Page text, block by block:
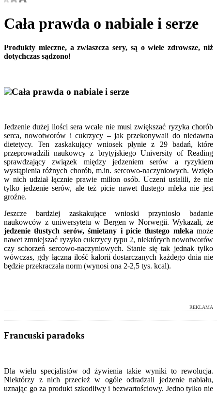
Cała prawda o nabiale i serze
Produkty mleczne, a zwłaszcza sery, są o wiele zdrowsze, niż
dotychczas sądzono!
Cała prawda o nabiale i serze
Jedzenie dużej ilości sera wcale nie musi zwiększać ryzyka chorób
serca, nowotworów i cukrzycy – jak przekonywali do niedawna
dietetycy. Ten zaskakujący wniosek płynie z 29 badań, które
przeprowadzili naukowcy z brytyjskiego University of Reading
sprawdzający związek między jedzeniem serów a ryzykiem
wystąpienia różnych chorób, m.in. sercowo-naczyniowych. Wzięło
w nich udział łącznie prawie milion osób. Uczeni ustalili, że nie
tylko jedzenie serów, ale też picie nawet tłustego mleka nie jest
groźne.
Jeszcze bardziej zaskakujące wnioski przyniosło badanie
naukowców z uniwersytetu w Bergen w Norwegii. Wykazali, że
jedzenie tłustych serów, śmietany i picie tłustego mleka może
nawet zmniejszać ryzyko cukrzycy typu 2, niektórych nowotworów
czy schorzeń sercowo-naczyniowych. Stanie się tak jednak tylko
wówczas, gdy łączna ilość kalorii dostarczanych każdego dnia nie
będzie przekraczała norm (wynosi ona 2-2,5 tys. kcal).
REKLAMA
Francuski paradoks
Dla wielu specjalistów od żywienia takie wyniki to rewolucja.
Niektórzy z nich przecież w ogóle odradzali jedzenie nabiału,
uznając go za produkt szkodliwy i bezwartościowy. Jedno tylko nie